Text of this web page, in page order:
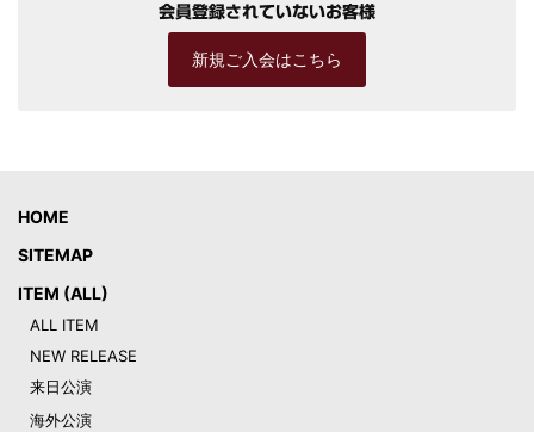
会員登録されていないお客様
新規ご入会はこちら
HOME
SITEMAP
ITEM (ALL)
ALL ITEM
NEW RELEASE
来日公演
海外公演